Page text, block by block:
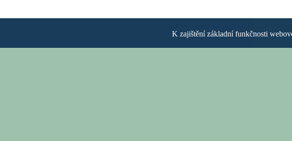
K zajištění základní funkčnosti